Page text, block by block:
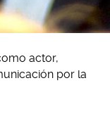
actor,
por la